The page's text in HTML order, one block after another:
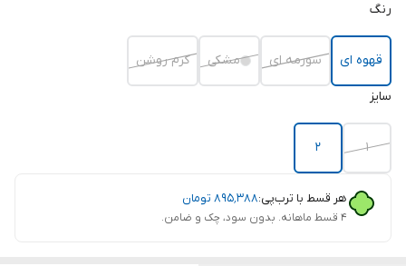
رنگ
قهوه ای سورمه ای مشکی کرم روشن
سایز
1
2
هر قسط با ترب‌پی:۸۹۵٬۳۸۸ تومان
۴ قسط ماهانه. بدون سود، چک و ضامن.